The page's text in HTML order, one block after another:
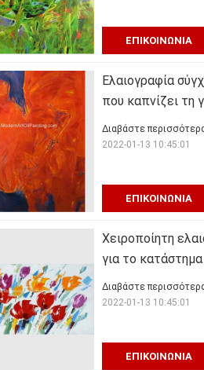
ΕΠΙΚΟΙΝΩΝΊΑ
Ελαιογραφία
που καπνίζει τη
ΕΠΙΚΟΙΝΩΝΊΑ
Διαβάστε
2022-01-13 10:45:01
Χειροποίητη
για το
ΕΠΙΚΟΙΝΩΝΊΑ
Διαβάστε
2022-01-13 10:45:01